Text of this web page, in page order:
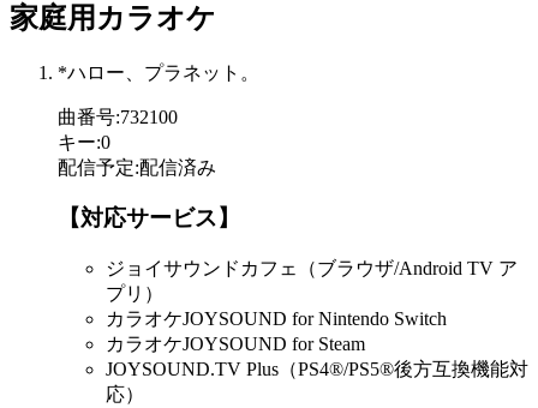
家庭用カラオケ
*ハロー、プラネット。
曲番号:732100
キー:0
配信予定:配信済み
【対応サービス】
ジョイサウンドカフェ（ブラウザ/Android TV ア
プリ）
カラオケJOYSOUND for Nintendo Switch
カラオケJOYSOUND for Steam
JOYSOUND.TV Plus（PS4®/PS5®後方互換機能対
応）